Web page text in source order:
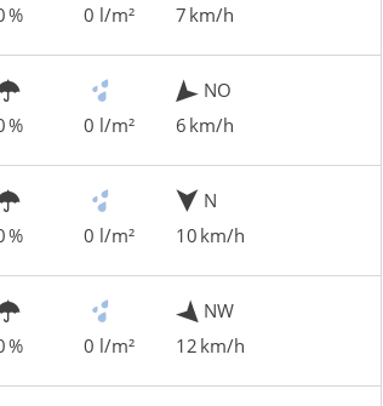
% 0 l/m²
7 km/h
% 0 l/m²
NO
6 km/h
% 0 l/m²
N
10 km/h
% 0 l/m²
NW
12 km/h